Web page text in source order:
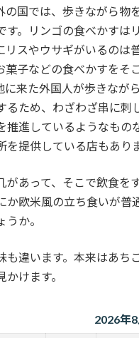
の国では、歩きながら物
す。リンゴの食べかすは
リスやウサギがいるのは
菓子などの食べかすを
に来た外国人が歩きなが
るため、わざわざ串に
推進しているようなもの
を提供している店もあり
があって、そこで飲食を
か欧米風の立ち食いが普
か。
も違います。本来はあ
けます。
2026年8